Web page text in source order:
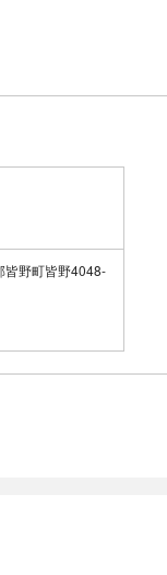
皆野町皆野4048-